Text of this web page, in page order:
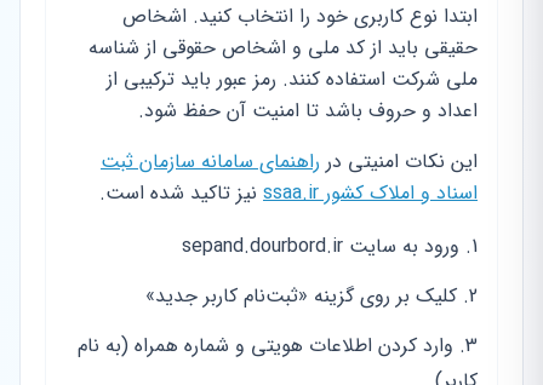
ابتدا نوع کاربری خود را انتخاب کنید. اشخاص
حقیقی باید از کد ملی و اشخاص حقوقی از شناسه
ملی شرکت استفاده کنند. رمز عبور باید ترکیبی از
اعداد و حروف باشد تا امنیت آن حفظ شود.
این نکات امنیتی در راهنمای سامانه سازمان ثبت
اسناد و املاک کشور ssaa.ir
نیز تاکید شده است.
ورود به سایت sepand.dourbord.ir
کلیک بر روی گزینه «ثبت‌نام کاربر جدید»
وارد کردن اطلاعات هویتی و شماره همراه (به نام